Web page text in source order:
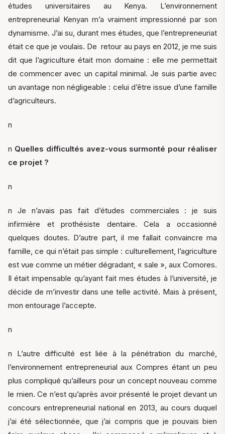
études universitaires au Kenya. L’environnement
entrepreneurial Kenyan m’a vraiment impressionné par son
dynamisme. J’ai su, durant mes études, que l’entrepreneuriat
était ce que je voulais. De retour au pays en 2012, je me suis
dit que l’agriculture était mon domaine : elle me permettait
de commencer avec un capital minimal. Je suis partie avec
un avantage non négligeable : celui d’être issue d’une famille
d’agriculteurs.
n
n Quelles difficultés avez-vous surmonté pour réaliser
ce projet ?
n
n Je n’avais pas fait d’études commerciales : je suis
infirmière et prothésiste dentaire. Cela a occasionné
quelques doutes. D’autre part, il me fallait convaincre ma
famille, ce qui n’était pas simple : culturellement, l’agriculture
est vue comme un métier dégradant, « sale », aux Comores.
Il était impensable qu’ayant fait mes études à l’université, je
décide de m’investir dans une telle activité. Mais à présent,
mon entourage l’accepte.
n
n L’autre difficulté est liée à la pénétration du marché,
l’environnement entrepreneurial aux Compres étant un peu
plus compliqué qu’ailleurs pour un concept nouveau comme
le mien. Ce n’est qu’après avoir présenté le projet devant un
concours entrepreneurial national en 2013, au cours duquel
j’ai été sélectionnée, que j’ai compris que je pouvais bien